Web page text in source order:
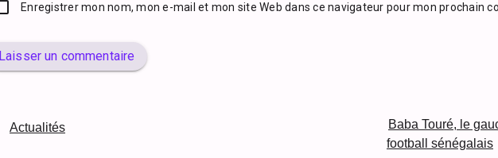
Enregistrer mon nom, mon e-mail et mon site Web dans ce navigateur pour mon prochain
Laisser un commentaire
Actualités
Baba Touré, le
football sénégalais